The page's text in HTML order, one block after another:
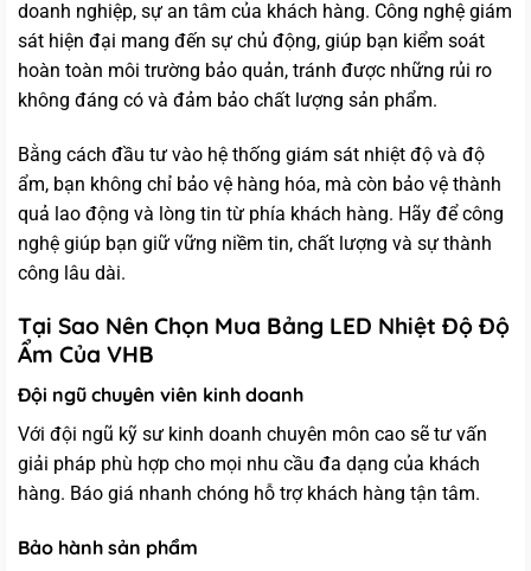
doanh nghiệp, sự an tâm của khách hàng. Công nghệ giám
sát hiện đại mang đến sự chủ động, giúp bạn kiểm soát
hoàn toàn môi trường bảo quản, tránh được những rủi ro
không đáng có và đảm bảo chất lượng sản phẩm.
Bằng cách đầu tư vào hệ thống giám sát nhiệt độ và độ
ẩm, bạn không chỉ bảo vệ hàng hóa, mà còn bảo vệ thành
quả lao động và lòng tin từ phía khách hàng. Hãy để công
nghệ giúp bạn giữ vững niềm tin, chất lượng và sự thành
công lâu dài.
Tại Sao Nên Chọn Mua Bảng LED Nhiệt Độ Độ
Ẩm Của VHB
Đội ngũ chuyên viên kinh doanh
Với đội ngũ kỹ sư kinh doanh chuyên môn cao sẽ tư vấn
giải pháp phù hợp cho mọi nhu cầu đa dạng của khách
hàng. Báo giá nhanh chóng hỗ trợ khách hàng tận tâm.
Bảo hành sản phẩm